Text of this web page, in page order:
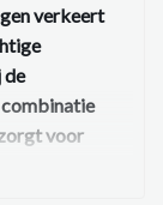
verkeert
de
voor
pk, terwijl u
en